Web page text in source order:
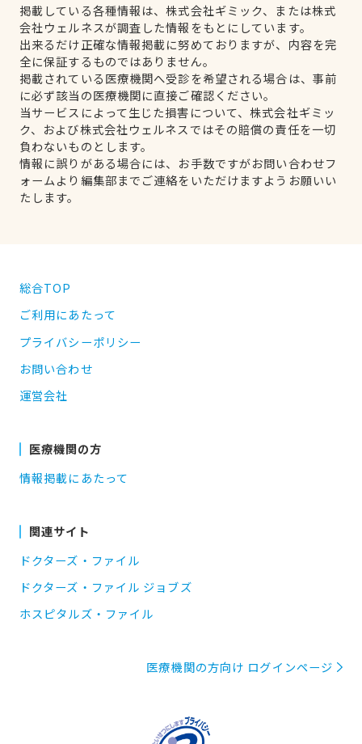
掲載している各種情報は、株式会社ギミック、または株式
会社ウェルネスが調査した情報をもとにしています。
出来るだけ正確な情報掲載に努めておりますが、内容を完
全に保証するものではありません。
掲載されている医療機関へ受診を希望される場合は、事前
に必ず該当の医療機関に直接ご確認ください。
当サービスによって生じた損害について、株式会社ギミッ
ク、および株式会社ウェルネスではその賠償の責任を一切
負わないものとします。
情報に誤りがある場合には、お手数ですがお問い合わせフ
ォームより編集部までご連絡をいただけますようお願いい
たします。
総合TOP
ご利用にあたって
プライバシーポリシー
お問い合わせ
運営会社
医療機関の方
情報掲載にあたって
関連サイト
ドクターズ・ファイル
ドクターズ・ファイル ジョブズ
ホスピタルズ・ファイル
医療機関の方向け ログインページ